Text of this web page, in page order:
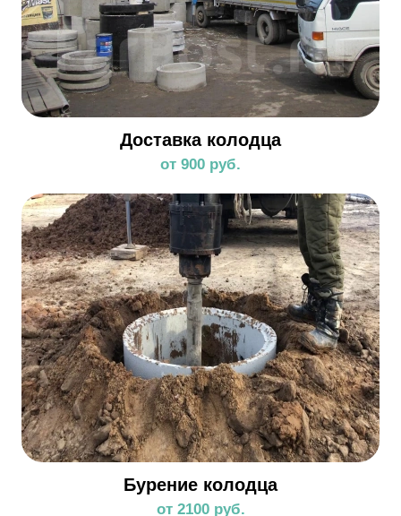
Доставка колодца
от 900 руб.
Бурение колодца
от 2100 руб.